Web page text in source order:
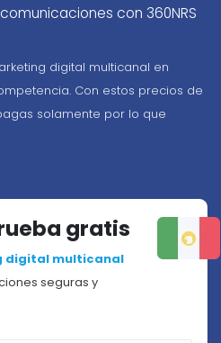
con 360NRS
digital multicanal en
Con estos precios de
solamente por lo que
gratis
digital multicanal
seguras y